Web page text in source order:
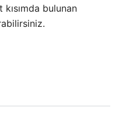
kısımda bulunan